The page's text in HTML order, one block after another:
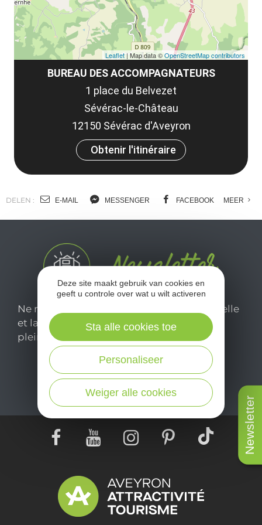
Newsletter
BUREAU DES ACCOMPAGNATEURS
1 place du Belvezet
Sévérac-le-Château
12150 Sévérac d'Aveyron
Obtenir l'itinéraire
Leaflet| Map data ©OpenStreetMap contributors
DELEN : E-MAIL MESSENGER FACEBOOK MEER
Ne manquez pas notre newsletter mensuelle
et laissez-vous inspirer pour profiter
pleinement de votre séjour en Aveyron.
Je m'abonne ici
Deze site maakt gebruik van cookies en
geeft u controle over wat u wilt activeren
Weiger alle cookies
Personaliseer
Sta alle cookies toe